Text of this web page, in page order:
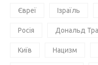
Євреї Ізраїль
Росія Дональд
Київ Нацизм